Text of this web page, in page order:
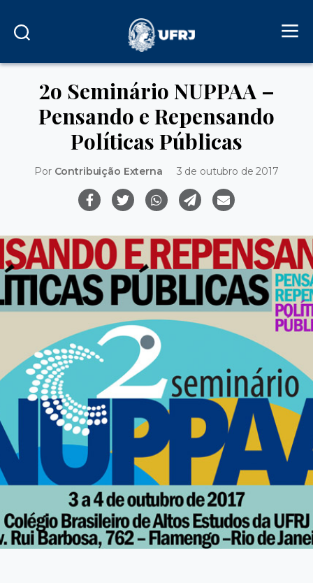
2o Seminário NUPPAA –
Pensando e Repensando
Políticas Públicas
Por Contribuição Externa 3 de outubro de 2017